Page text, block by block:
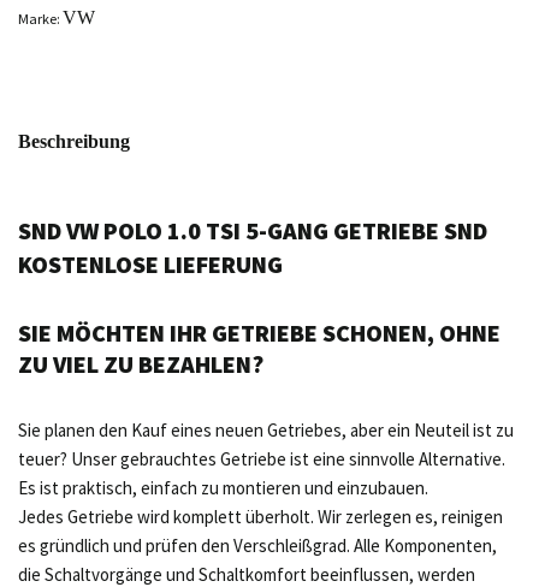
Marke: VW
Beschreibung
SND VW POLO 1.0 TSI 5-GANG GETRIEBE SND
KOSTENLOSE LIEFERUNG
SIE MÖCHTEN IHR GETRIEBE SCHONEN, OHNE
ZU VIEL ZU BEZAHLEN?
Sie planen den Kauf eines neuen Getriebes, aber ein Neuteil ist zu
teuer? Unser gebrauchtes Getriebe ist eine sinnvolle Alternative.
Es ist praktisch, einfach zu montieren und einzubauen.
Jedes Getriebe wird komplett überholt. Wir zerlegen es, reinigen
es gründlich und prüfen den Verschleißgrad. Alle Komponenten,
die Schaltvorgänge und Schaltkomfort beeinflussen, werden